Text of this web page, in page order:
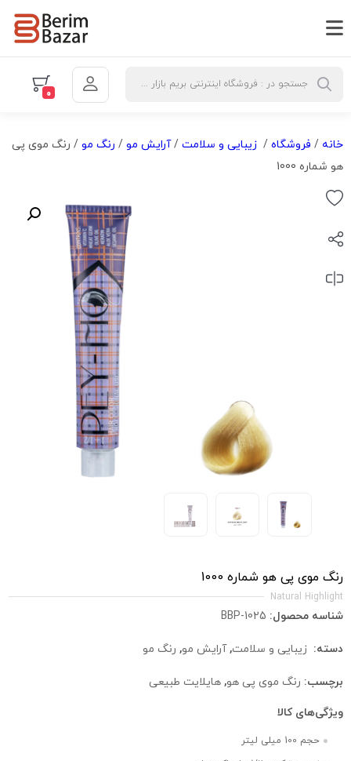
0
خانه / فروشگاه / زیبایی و سلامت /آرایش مو / رنگ مو / رنگ موی پی
هو شماره 1000
رنگ موی پی هو شماره 1000
Natural Highlight
شناسه محصول: BBP-1025
دسته: زیبایی و سلامت,آرایش مو, رنگ مو
برچسب: رنگ موی پی هو,هایلایت طبیعی
ویژگی‌های کالا
حجم 100 میلی لیتر